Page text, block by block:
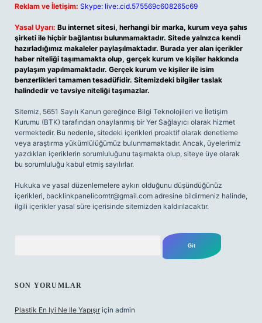
Reklam ve İletişim: Skype: live:.cid.575569c608265c69
Yasal Uyarı: Bu internet sitesi, herhangi bir marka, kurum veya şahıs
şirketi ile hiçbir bağlantısı bulunmamaktadır. Sitede yalnızca kendi
hazırladığımız makaleler paylaşılmaktadır. Burada yer alan içerikler
haber niteliği taşımamakta olup, gerçek kurum ve kişiler hakkında
paylaşım yapılmamaktadır. Gerçek kurum ve kişiler ile isim
benzerlikleri tamamen tesadüfidir. Sitemizdeki bilgiler taslak
halindedir ve tavsiye niteliği taşımazlar.
Sitemiz, 5651 Sayılı Kanun gereğince Bilgi Teknolojileri ve İletişim
Kurumu (BTK) tarafından onaylanmış bir Yer Sağlayıcı olarak hizmet
vermektedir. Bu nedenle, sitedeki içerikleri proaktif olarak denetleme
veya araştırma yükümlülüğümüz bulunmamaktadır. Ancak, üyelerimiz
yazdıkları içeriklerin sorumluluğunu taşımakta olup, siteye üye olarak
bu sorumluluğu kabul etmiş sayılırlar.
Hukuka ve yasal düzenlemelere aykırı olduğunu düşündüğünüz
içerikleri, backlinkpanelicomtr@gmail.com adresine bildirmeniz halinde,
ilgili içerikler yasal süre içerisinde sitemizden kaldırılacaktır.
SON YORUMLAR
Plastik En Iyi Ne Ile Yapışır için admin